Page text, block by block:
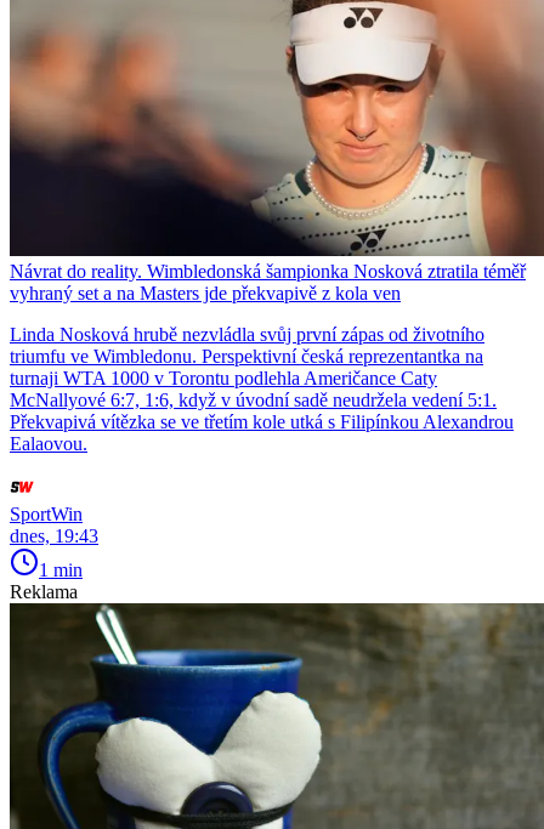
Návrat do reality. Wimbledonská šampionka Nosková ztratila téměř
vyhraný set a na Masters jde překvapivě z kola ven
Linda Nosková hrubě nezvládla svůj první zápas od životního
triumfu ve Wimbledonu. Perspektivní česká reprezentantka na
turnaji WTA 1000 v Torontu podlehla Američance Caty
McNallyové 6:7, 1:6, když v úvodní sadě neudržela vedení 5:1.
Překvapivá vítězka se ve třetím kole utká s Filipínkou Alexandrou
Ealaovou.
SportWin
dnes, 19:43
1 min
Reklama